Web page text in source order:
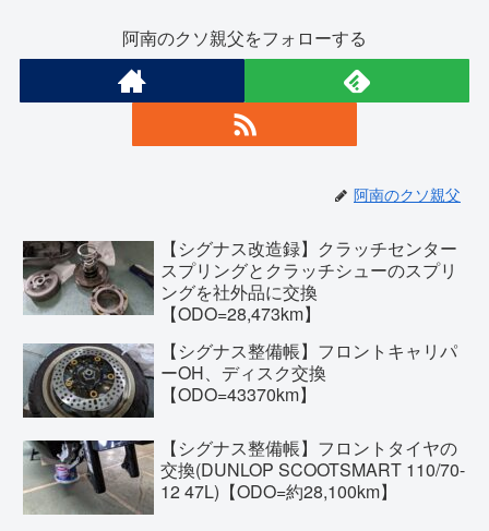
阿南のクソ親父をフォローする
阿南のクソ親父
【シグナス改造録】クラッチセンター
スプリングとクラッチシューのスプリ
ングを社外品に交換
【ODO=28,473km】
【シグナス整備帳】フロントキャリパ
ーOH、ディスク交換
【ODO=43370km】
【シグナス整備帳】フロントタイヤの
交換(DUNLOP SCOOTSMART 110/70-
12 47L)【ODO=約28,100km】